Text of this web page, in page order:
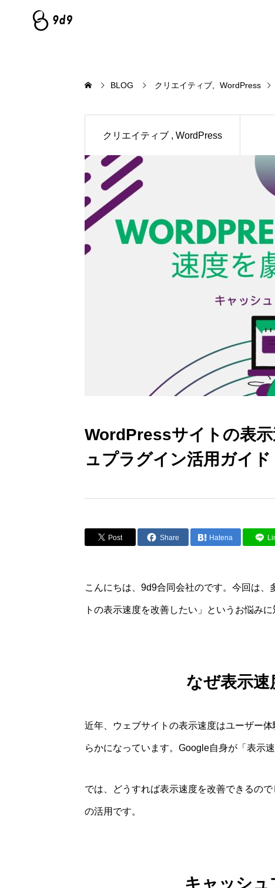
BLOG クリエイティブ WordPress
クリエイティブ WordPress
WordPressサイトの表
ュプラグイン活用ガイド
Post Share Hatena
こんにちは、9d9合同会社のです。今回は
トの表示速度を改善したい」というお悩み
なぜ表示速
近年、ウェブサイトの表示速度はユーザー
らかになっています。Google自身が「表示
では、どうすれば表示速度を改善できるの
の活用です。
キャッシュ